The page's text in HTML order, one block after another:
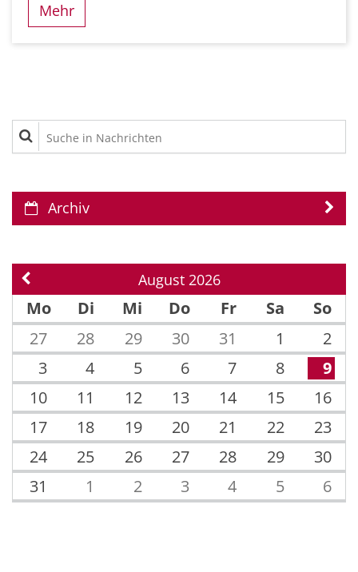
Mehr
Suche in Nachrichten
Archiv
Vorherige Seite August 2026
Mo Di Mi Do Fr Sa
So
27
28 29 30 31 1
2
3
4 5 6 7 8
9
10
11 12 13 14 15
16
17
18 19 20 21 22
23
24
25 26 27 28 29
30
31
1 2 3 4 5 6